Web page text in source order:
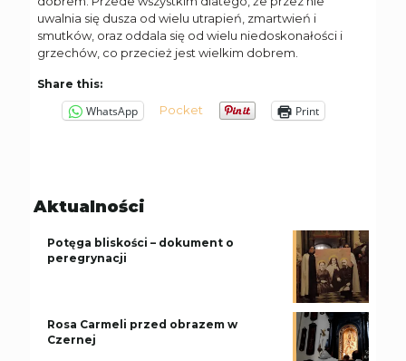
uwalnia się dusza od wielu utrapień, zmartwień i
smutków, oraz oddala się od wielu niedoskonałości i
grzechów, co przecież jest wielkim dobrem.
Share this:
WhatsApp Pocket Print
Aktualności
Potęga bliskości – dokument o
peregrynacji
Rosa Carmeli przed obrazem w
Czernej